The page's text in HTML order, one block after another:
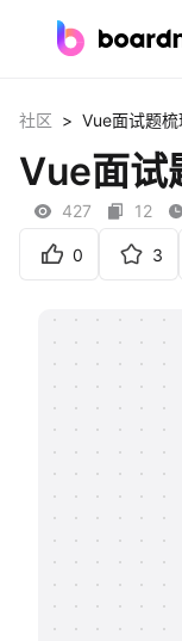
社区资源
下载
私有化部署
客户案例
支持
帮助中心
知识分享社
社区 > Vue面试题梳
Vue面试
427 12
0 3